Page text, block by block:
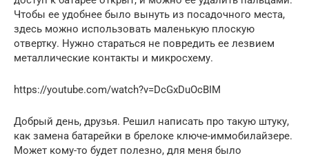
Чтобы ее удобнее было вынуть из посадочного места,
здесь можно использовать маленькую плоскую
отвертку. Нужно стараться не повредить ее лезвием
металлические контакты и микросхему.
https://youtube.com/watch?v=DcGxDuOcBIM
Добрый день, друзья. Решил написать про такую штуку,
как замена батарейки в брелоке ключе-иммобилайзере.
Может кому-то будет полезно, для меня было